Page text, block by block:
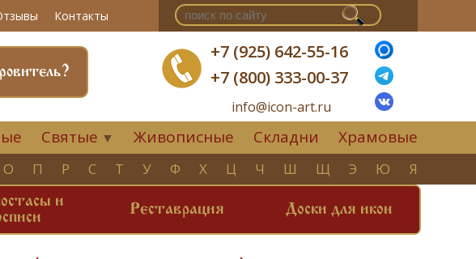
Контакты
+7 (925) 642-55-16
+7 (800) 333-00-37
info@icon-art.ru
Святые ▼ Живописные Складни Храмовые
О П Р С Т У Ф Х Ц Ч Ш Щ Э Ю Я
и
Реставрация Доски для икон